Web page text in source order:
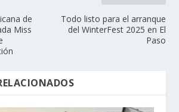
de
Miss
Todo listo para el arranque
del WinterFest 2025 en El
Paso